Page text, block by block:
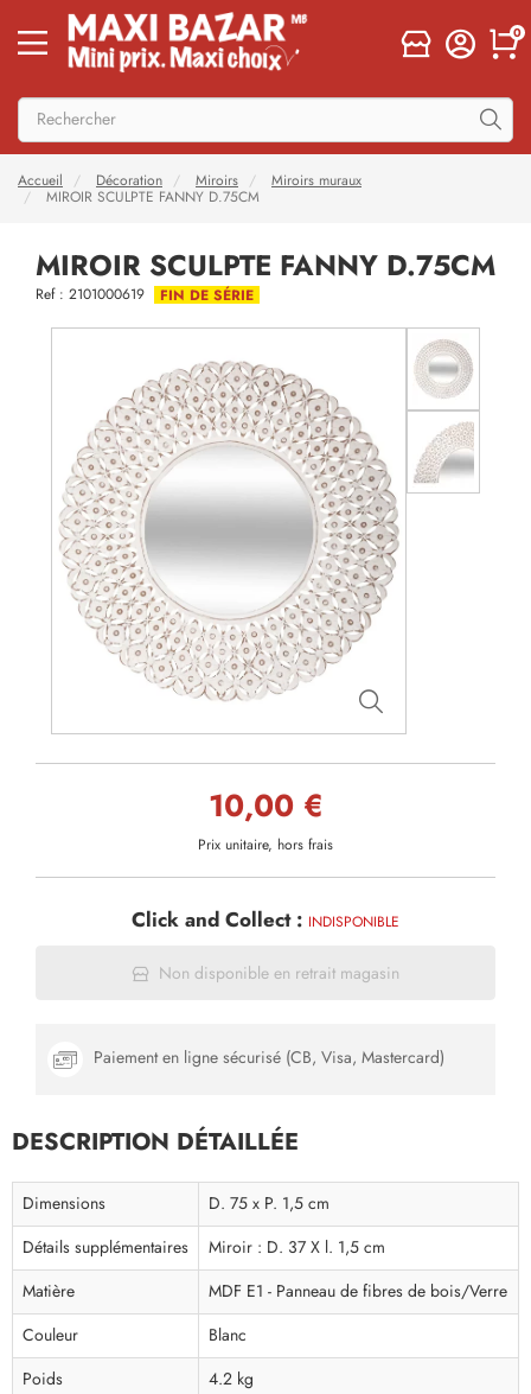
0
Accueil Décoration Miroirs
Miroirs muraux
MIROIR SCULPTE FANNY D.75CM
MIROIR SCULPTE FANNY D.75CM
Ref : 2101000619 FIN DE SÉRIE
10,00 €
Prix unitaire, hors frais
Click and Collect : INDISPONIBLE
Non disponible en retrait magasin
Paiement en ligne sécurisé (CB, Visa, Mastercard)
DESCRIPTION DÉTAILLÉE
Dimensions
D. 75 x P. 1,5 cm
Détails supplémentaires
Miroir : D. 37 X l. 1,5 cm
Matière
MDF E1 - Panneau de fibres de bois/Verre
Couleur
Blanc
Poids
4.2 kg